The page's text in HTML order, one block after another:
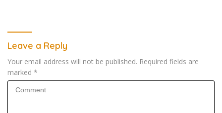
Leave a Reply
Your email address will not be published. Required fields are
marked *